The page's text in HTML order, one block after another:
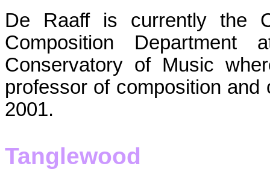
De Raaff is currently the
Composition Department
Conservatory of Music
professor of composition and
2001.
Tanglewood